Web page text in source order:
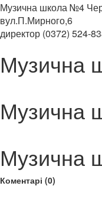
Музична школа №4
вул.П.Мирного,6
директор (0372) 524-
Музична
Музична
Музична
Коментарі (0)